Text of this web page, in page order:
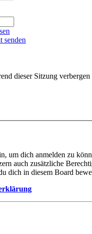
senden
dieser Sitzung verbergen
um dich anmelden zu
auch zusätzliche
dich in diesem Board